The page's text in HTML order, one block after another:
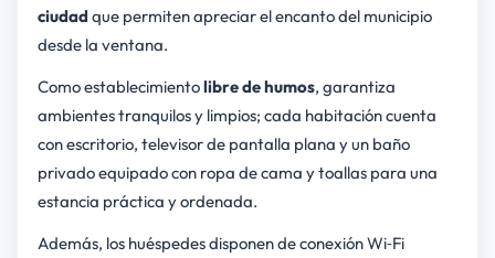
ciudadque permiten apreciar el encanto del municipio
desde la ventana.
Como establecimientolibre de humos, garantiza
ambientes tranquilos y limpios; cada habitación cuenta
con escritorio, televisor de pantalla plana y un baño
privado equipado con ropa de cama y toallas para una
estancia práctica y ordenada.
Además, los huéspedes disponen de conexión Wi‑Fi